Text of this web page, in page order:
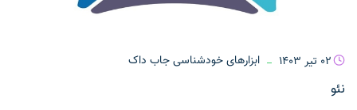
02 تیر 1403 ابزارهای خودشناسی جاب داک
نئو